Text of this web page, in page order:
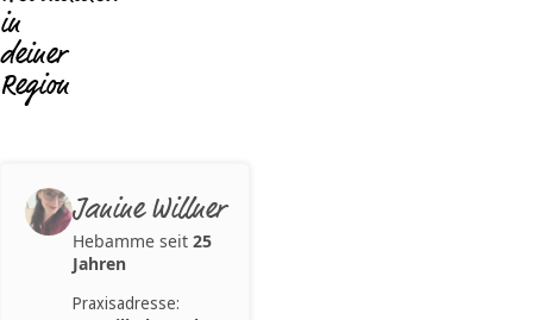
in
deiner
Region
Janine Willner
Hebamme seit 25
Jahren
Praxisadresse: